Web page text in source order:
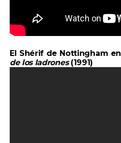
El Shérif de Nottingham en
de los ladrones(1991)